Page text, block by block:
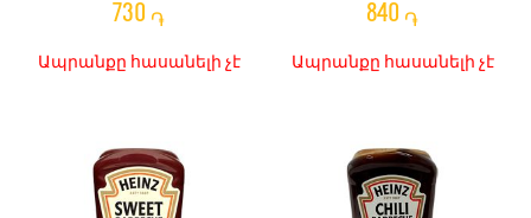
730 ֏
Ապրանքը հասանելի չէ
840 ֏
Ապրանքը հասանելի չէ